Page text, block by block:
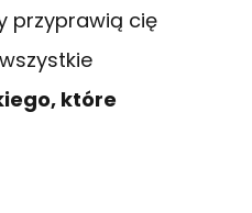
przyprawią cię
które